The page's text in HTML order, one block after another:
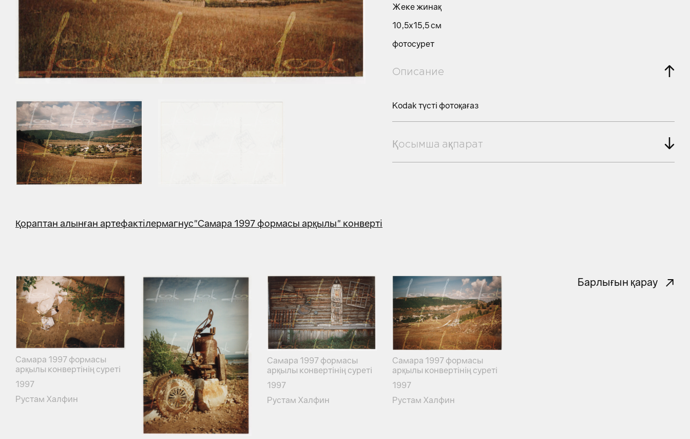
Жеке жинақ
10,5х15,5 см
фотосурет
Описание
Kodak түсті фотоқағаз
Қосымша ақпарат
Қораптан алынған артефактілермагнус"Самара 1997 формасы арқылы" конверті
Самара 1997 формасы
арқылы конвертінің суреті
1997
Рустам Халфин
Самара 1997 формасы
арқылы конвертінің суреті
1997
Рустам Халфин
Самара 1997 формасы
арқылы конвертінің суреті
1997
Рустам Халфин
Барлығын қарау